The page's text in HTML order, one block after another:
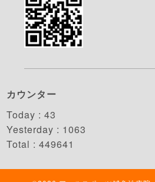
カウンター
Today :43
Yesterday : 1063
Total :449641